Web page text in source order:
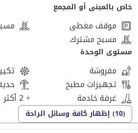
تشمل مشاريعنا في الشيخ زايد الأحياء
ومدينة السادس من أكتوبر.
إعادة بيع الشقق والفلل
تأجير
محلات تجارية
مكاتب إدارية
عيادات طبية
تواصلوا معنا مباشرة
خاص بالمبنى أو المجمع
موقف مغطى
مسبح مشترك
مستوى الوحدة
مفروشة
تجهيزات مطبخ
غرفة خادمة
+ 2 أكثر
(10) إظهار كافة وسائل الراحة